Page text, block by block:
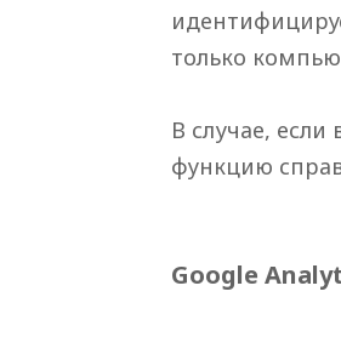
только
В случае,
функцию
Google